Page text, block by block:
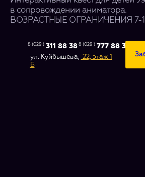
в сопровождении аниматора.
ВОЗРАСТНЫЕ ОГРАНИЧЕНИЯ 7-
8 (029 ) 311 88 38 8 (029 ) 777 88 38
ул. Куйбышева, 22, этаж 1
Б